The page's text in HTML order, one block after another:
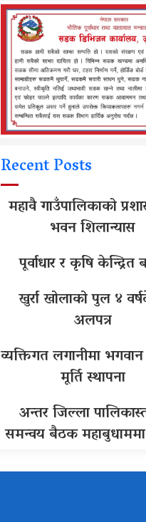
Recent Posts
महावै गाउँपालिकाको
भवन शिलान्यास
पूर्वाधार र कृषि
खुर्रा खोलाको पुल ४
अलपत्र
व्यक्तिगत लगानीमा
मूर्ति स्थापना
अन्तर जिल्ला
समन्वय बैठक महाबुधाममा